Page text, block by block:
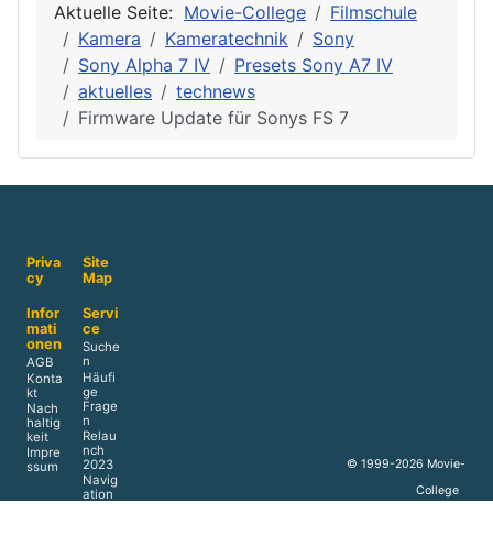
Aktuelle Seite: Movie-College
Filmschule
Kamera
Kameratechnik
Sony
Sony Alpha 7 IV
Presets Sony A7 IV
aktuelles
technews
Firmware Update für Sonys FS 7
Priva
cy
Site
Map
Infor
mati
onen
AGB
Konta
kt
Nach
haltig
keit
Impre
ssum
Servi
ce
Suche
n
Häufi
ge
Frage
n
Relau
nch
2023
Navig
ation
© 1999-2026 Movie-
College